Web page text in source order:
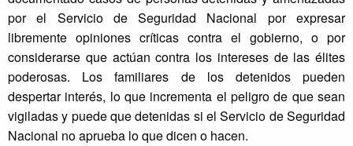
por el Servicio de Seguridad Nacional por expresar
libremente opiniones críticas contra el gobierno, o por
considerarse que actúan contra los intereses de las élites
poderosas. Los familiares de los detenidos pueden
despertar interés, lo que incrementa el peligro de que sean
vigiladas y puede que detenidas si el Servicio de Seguridad
Nacional no aprueba lo que dicen o hacen.